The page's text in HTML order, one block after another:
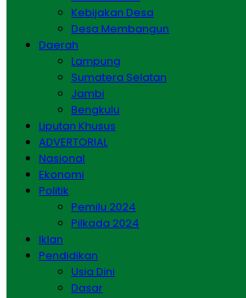
Kebijakan Desa
Desa Membangun
Daerah
Lampung
Sumatera Selatan
Jambi
Bengkulu
Liputan Khusus
ADVERTORIAL
Nasional
Ekonomi
Politik
Pemilu 2024
Pilkada 2024
Iklan
Pendidikan
Usia Dini
Dasar